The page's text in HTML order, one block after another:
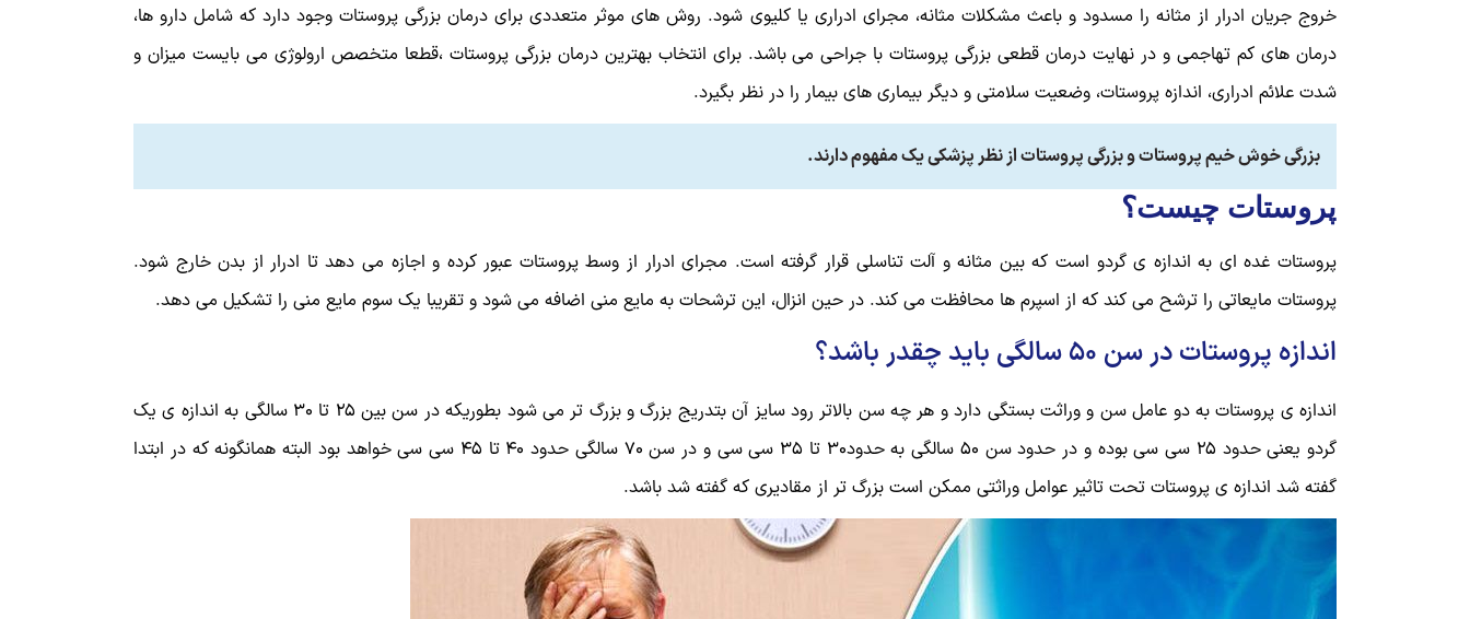
خروج جریان ادرار از مثانه را مسدود و باعث مشکلات مثانه، مجرای ادراری یا کلیوی شود. روش های موثر متعددی برای درمان بزرگی پروستات وجود دارد که شامل دارو ها،
درمان های کم تهاجمی و در نهایت درمان قطعی بزرگی پروستات با جراحی می باشد. برای انتخاب بهترین درمان بزرگی پروستات ،قطعا متخصص ارولوژی می بایست میزان و
شدت علائم ادراری، اندازه پروستات، وضعیت سلامتی و دیگر بیماری های بیمار را در نظر بگیرد.
بزرگی خوش خیم پروستات و بزرگی پروستات از نظر پزشکی یک مفهوم دارند.
پروستات چیست؟
پروستات غده ای به اندازه ی گردو است که بین مثانه و آلت تناسلی قرار گرفته است. مجرای ادرار از وسط پروستات عبور کرده و اجازه می دهد تا ادرار از بدن خارج شود.
پروستات مایعاتی را ترشح می کند که از اسپرم ها محافظت می کند. در حین انزال، این ترشحات به مایع منی اضافه می شود و تقریبا یک سوم مایع منی را تشکیل می دهد.
اندازه پروستات در سن 50 سالگی باید چقدر باشد؟
اندازه ی پروستات به دو عامل سن و وراثت بستگی دارد و هر چه سن بالاتر رود سایز آن بتدریج بزرگ و بزرگ تر می شود بطوریکه در سن بین ۲۵ تا ۳۰ سالگی به اندازه ی یک
گردو یعنی حدود ۲۵ سی سی بوده و در حدود سن ۵۰ سالگی به حدود۳۰ تا ۳۵ سی سی و در سن ۷۰ سالگی حدود ۴۰ تا ۴۵ سی سی خواهد بود البته همانگونه که در ابتدا
گفته شد اندازه ی پروستات تحت تاثیر عوامل وراثتی ممکن است بزرگ تر از مقادیری که گفته شد باشد.